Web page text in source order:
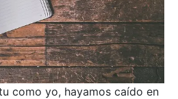
como yo, hayamos caído en